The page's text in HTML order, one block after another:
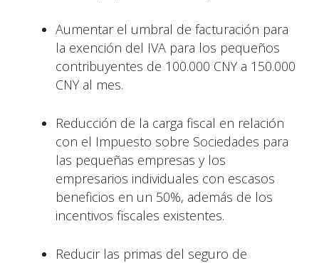
Aumentar el umbral de facturación para
la exención del IVA para los pequeños
contribuyentes de 100.000 CNY a 150.000
CNY al mes.
Reducción de la carga fiscal en relación
con el Impuesto sobre Sociedades para
las pequeñas empresas y los
empresarios individuales con escasos
beneficios en un 50%, además de los
incentivos fiscales existentes.
Reducir las primas del seguro de